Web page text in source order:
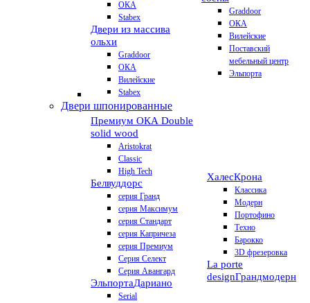
ОКА
Stabex
Двери из массива
ольхи
Graddoor
ОКА
Вилейские
Stabex
Graddoor
ОКА
Вилейские
Поставский
мебельный центр
Эльпорта
Двери шпонированные
Премиум ОКА Double
solid wood
Aristokrat
Classic
High Tech
Белвуддорс
серия Гранд
серия Максимум
серия Стандарт
серия Капричеза
серия Премиум
Серия Селект
Серия Авангард
ЭльпортаДариано
Serial
ХалесКрона
Классика
Модерн
Портофино
Техно
Барокко
3D фрезеровка
La porte
designГрандмодерн